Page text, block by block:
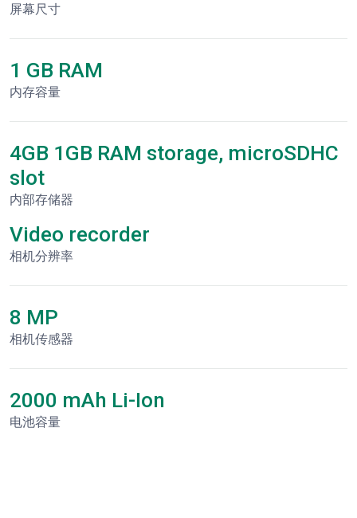
屏幕尺寸
1 GB RAM
内存容量
4GB 1GB RAM storage, microSDHC
slot
内部存储器
Video recorder
相机分辨率
8 MP
相机传感器
2000 mAh Li-Ion
电池容量